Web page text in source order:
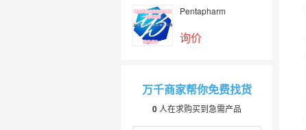
Pentapharm
询价
万千商家帮你免费找货
0 人在求购买到急需产品